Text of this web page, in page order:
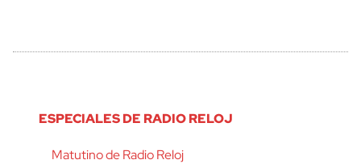
ESPECIALES DE RADIO RELOJ
Matutino de Radio Reloj